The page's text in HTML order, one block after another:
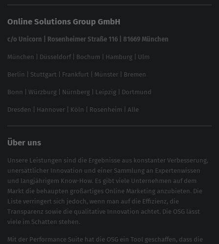
feed2content.ai
In ChatGPT gefunden werden
Linkbuilding 2025
Local SEO
SEO für Online Shops
Brand Monitoring 2025
Online Solutions Group GmbH
c/o Unicorn | Rosenheimer Straße 116 | 81669 München
München Düsseldorf| Bochum Hamburg Ulm
Berlin Stuttgart Frankfurt Münster Bremen
Bonn Würzburg Nürnberg Leipzig Dortmund
Dresden Hannover Köln Rosenheim Alle
Über uns
Unsere Leistungen sind die Ergebnisse aus konstanter Verbesserung,
unersättlicher Innovation und einer Sammlung an Expertenwissen
und langjährigem Know-How. Es gibt viele Unternehmen auf dem
Markt die behaupten großartiges Online Marketing anzubieten. Die
Liste verringert sich jedoch, wenn man auf die Effizienz, die
Transparenz sowie die qualitative Innovation achtet. Die OSG lässt
viele im Schatten stehen.
Mit der Performance Suite hat die OSG ein Tool geschaffen, dass die